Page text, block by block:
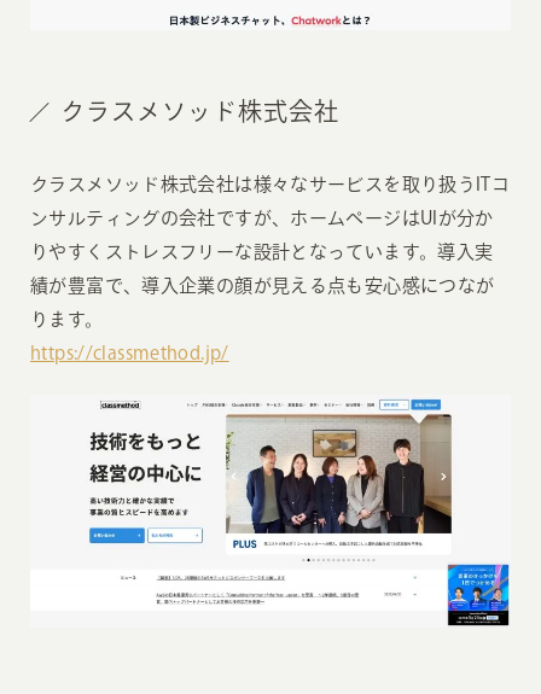
クラスメソッド株式会社
クラスメソッド株式会社は様々なサービスを取り扱うITコ
ンサルティングの会社ですが、ホームページはUIが分か
りやすくストレスフリーな設計となっています。導入実
績が豊富で、導入企業の顔が見える点も安心感につなが
ります。
https://classmethod.jp/